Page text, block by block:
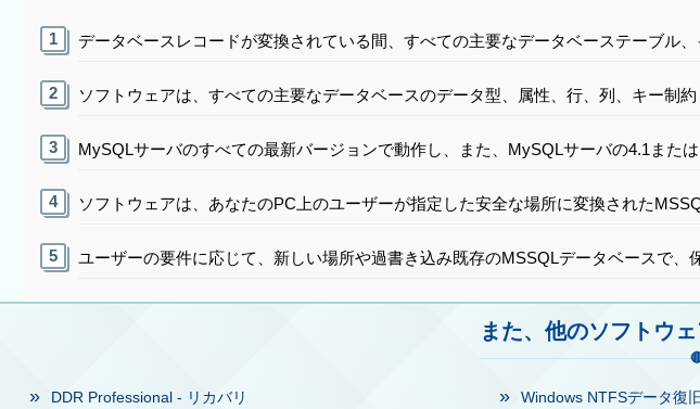
データベースレコードが変換されている間、すべての主要なデータベーステーブル
ソフトウェアは、すべての主要なデータベースのデータ型、属性、行、列、キー制
MySQLサーバのすべての最新バージョンで動作し、また、MySQLサーバの4.1また
ソフトウェアは、あなたのPC上のユーザーが指定した安全な場所に変換された
ユーザーの要件に応じて、新しい場所や過書き込み既存のMSSQLデータベースで、
また、他のソフトウ
DDR Professional - リカバリ Windows NTFSデータ復